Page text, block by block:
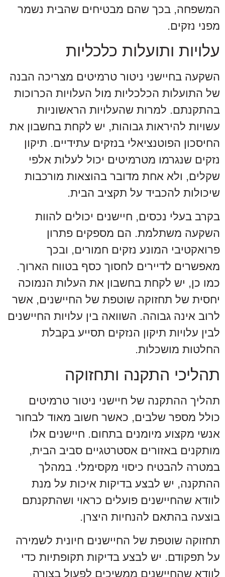
המשפחה, בכך שהם מבטיחים שהבית נשמר
מפני נזקים.
עלויות ותועלות כלכליות
השקעה בחיישני ניטור טרמיטים מצריכה הבנה
של התועלות הכלכליות מול העלויות הכרוכות
בהתקנתם. למרות שהעלויות הראשוניות
עשויות להיראות גבוהות, יש לקחת בחשבון את
החיסכון הפוטנציאלי בנזקים עתידיים. תיקון
נזקים שנגרמו מטרמיטים יכול לעלות אלפי
שקלים, ולא אחת מדובר בהוצאות מורכבות
שיכולות להכביד על תקציב הבית.
בקרב בעלי נכסים, חיישנים יכולים להוות
השקעה משתלמת. הם מספקים פתרון
פרואקטיבי המונע נזקים חמורים, ובכך
מאפשרים לדיירים לחסוך כסף בטווח הארוך.
כמו כן, יש לקחת בחשבון את העלות הנמוכה
יחסית של תחזוקה שוטפת של החיישנים, אשר
לרוב אינה גבוהה. השוואה בין עלויות החיישנים
לבין עלויות תיקון הנזקים תסייע בקבלת
החלטות מושכלות.
תהליכי התקנה ותחזוקה
תהליך ההתקנה של חיישני ניטור טרמיטים
כולל מספר שלבים, כאשר חשוב מאוד לבחור
אנשי מקצוע מיומנים בתחום. חיישנים אלו
מותקנים באזורים אסטרטגיים סביב הבית,
במטרה להבטיח כיסוי מקסימלי. במהלך
ההתקנה, יש לבצע בדיקות איכות על מנת
לוודא שהחיישנים פועלים כראוי ושהתקנתם
בוצעה בהתאם להנחיות היצרן.
תחזוקה שוטפת של החיישנים חיונית לשמירה
על תפקודם. יש לבצע בדיקות תקופתיות כדי
לוודא שהחיישנים ממשיכים לפעול בצורה